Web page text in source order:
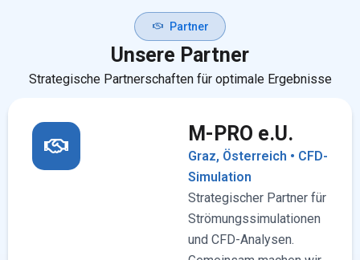
Partner
Unsere Partner
Strategische Partnerschaften für optimale Ergebnisse
M-PRO e.U.
Graz, Österreich • CFD-
Simulation
Strategischer Partner für
Strömungssimulationen
und CFD-Analysen.